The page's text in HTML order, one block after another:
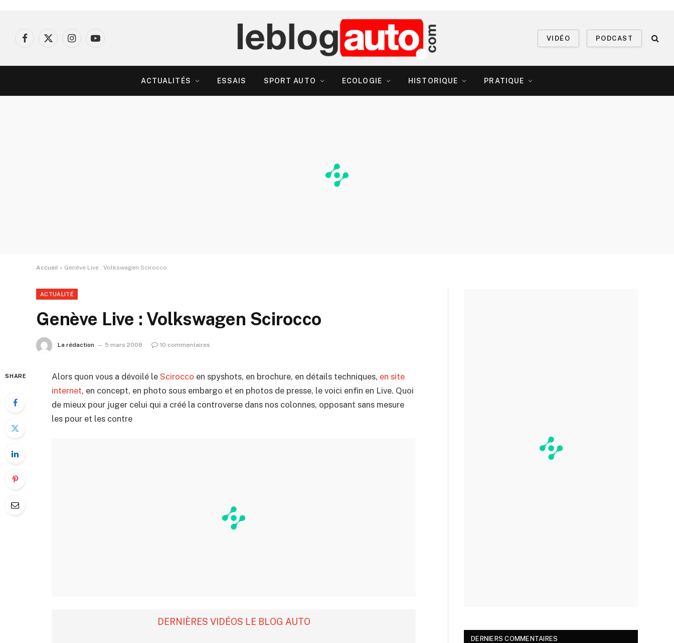
Facebook
X
InstagramYouTube
VIDÉO PODCAST
ACTUALITÉS ESSAIS SPORT AUTO ECOLOGIE HISTORIQUE PRATIQUE
Accueil » Genève Live : Volkswagen Scirocco
ACTUALITÉ
Genève Live : Volkswagen Scirocco
La rédaction 5 mars 2008 10 commentaires
SHARE Alors quon vous a dévoilé le Scirocco en spyshots, en brochure, en détails techniques, en site
internet, en concept, en photo sous embargo et en photos de presse, le voici enfin en Live. Quoi
de mieux pour juger celui qui a créé la controverse dans nos colonnes, opposant sans mesure
les pour et les contre
DERNIÈRES VIDÉOS LE BLOG AUTO
DERNIERS COMMENTAIRES